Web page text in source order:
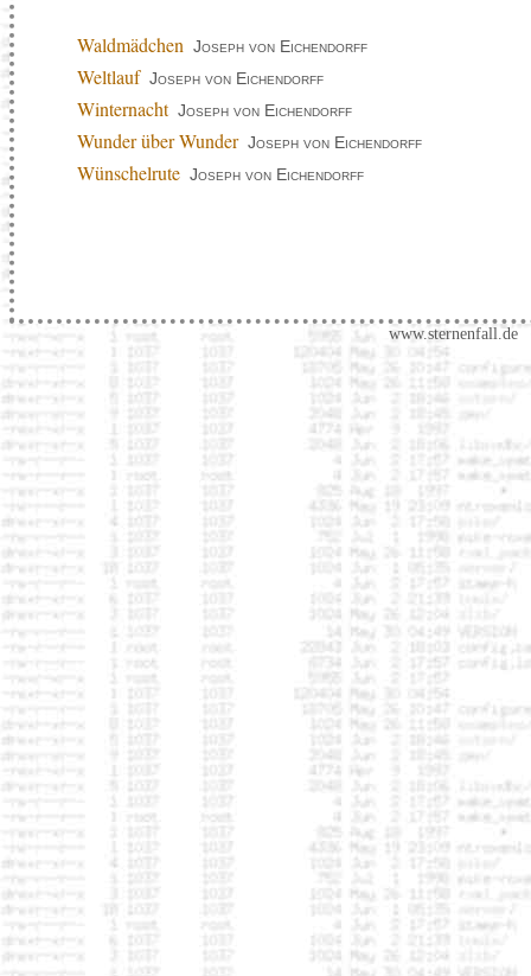
Waldmädchen Joseph von Eichendorff
Weltlauf Joseph von Eichendorff
Winternacht Joseph von Eichendorff
Wunder über Wunder Joseph von Eichendorff
Wünschelrute Joseph von Eichendorff
www.sternenfall.de